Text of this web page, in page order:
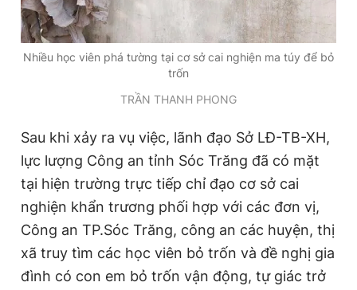
Nhiều học viên phá tường tại cơ sở cai nghiện ma túy để bỏ
trốn
TRẦN THANH PHONG
Sau khi xảy ra vụ việc, lãnh đạo Sở LĐ-TB-XH,
lực lượng Công an tỉnh Sóc Trăng đã có mặt
tại hiện trường trực tiếp chỉ đạo cơ sở cai
nghiện khẩn trương phối hợp với các đơn vị,
Công an TP.Sóc Trăng, công an các huyện, thị
xã truy tìm các học viên bỏ trốn và đề nghị gia
đình có con em bỏ trốn vận động, tự giác trở